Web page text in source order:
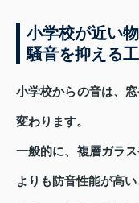
小学校が近い
騒音を抑える
小学校からの音は、
変わります。
一般的に、複層ガラ
よりも防音性能が高い